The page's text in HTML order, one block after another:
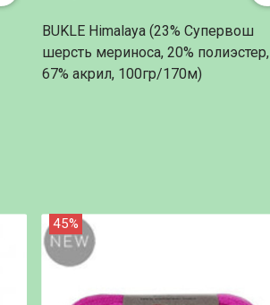
BUKLE Himalaya (23% Супервош
шерсть мериноса, 20% полиэстер,
67% акрил, 100гр/170м)
45%